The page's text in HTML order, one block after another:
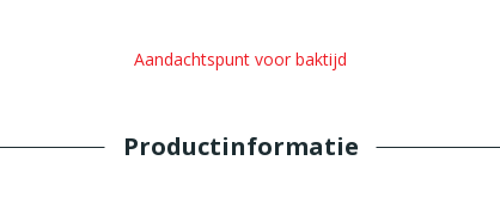
Aandachtspunt voor baktijd
Productinformatie